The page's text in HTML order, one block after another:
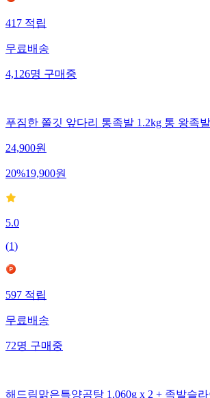
417적립
무료배송
4,126명구매중
푸짐한 쫄깃 앞다리 통족발 1.2kg 통 왕족발
24,900원
20%19,900원
5.0
(1)
597적립
무료배송
72명구매중